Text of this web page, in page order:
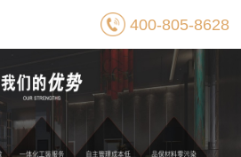
400-805-8628